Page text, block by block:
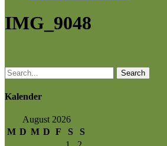
IMG_9048
Search
Kalender
August 2026
M D M D F S
S